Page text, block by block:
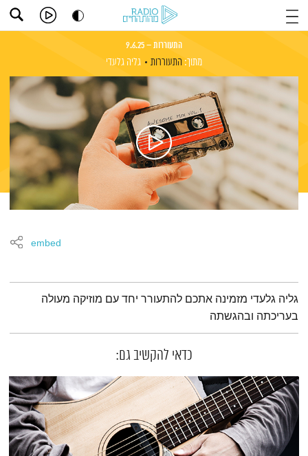
התעוררות – 9.6.25
מתוך: התעוררות גליה גלעדי
embed
תמצית הפודקאסט
גליה גלעדי מזמינה אתכם להתעורר יחד עם מוזיקה מעולה
בעריכתה ובהגשתה
כדאי להקשיב גם: